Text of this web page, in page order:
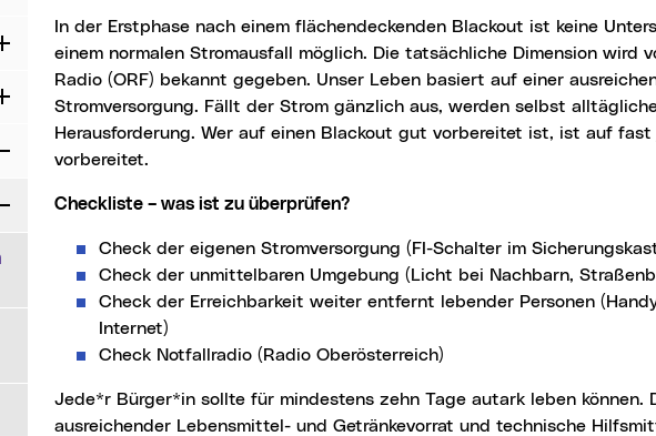
Aufklappen
Aufklappen
Zuklappen
Zuklappen
einem normalen Stromausfall möglich. Die tatsächliche Dimension wird
Radio (ORF) bekannt gegeben. Unser Leben basiert auf einer
Stromversorgung. Fällt der Strom gänzlich aus, werden selbst
Herausforderung. Wer auf einen Blackout gut vorbereitet ist, ist auf
vorbereitet.
Checkliste – was ist zu überprüfen?
Check der eigenen Stromversorgung (FI-Schalter im
Check der unmittelbaren Umgebung (Licht bei Nachbarn,
Check der Erreichbarkeit weiter entfernt lebender Personen
Internet)
Check Notfallradio (Radio Oberösterreich)
Jede*r Bürger*in sollte für mindestens zehn Tage autark leben können. Dazu zählen ein
ausreichender Lebensmittel- und Getränkevorrat und technische